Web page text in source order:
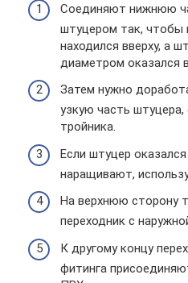
Соединяют нижнюю
штуцером так, чтобы
находился вверху, а
диаметром оказался
Затем нужно
узкую часть
тройника.
Если штуцер
наращивают,
На верхнюю сторону
переходник с
К другому концу
фитинга